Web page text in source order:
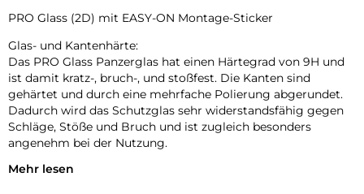
PRO Glass (2D) mit EASY-ON Montage-Sticker
Glas- und Kantenhärte:
Das PRO Glass Panzerglas hat einen Härtegrad von 9H und
ist damit kratz-, bruch-, und stoßfest. Die Kanten sind
gehärtet und durch eine mehrfache Polierung abgerundet.
Dadurch wird das Schutzglas sehr widerstandsfähig gegen
Schläge, Stöße und Bruch und ist zugleich besonders
angenehm bei der Nutzung.
Hüllenfreundlich:
Mehr lesen